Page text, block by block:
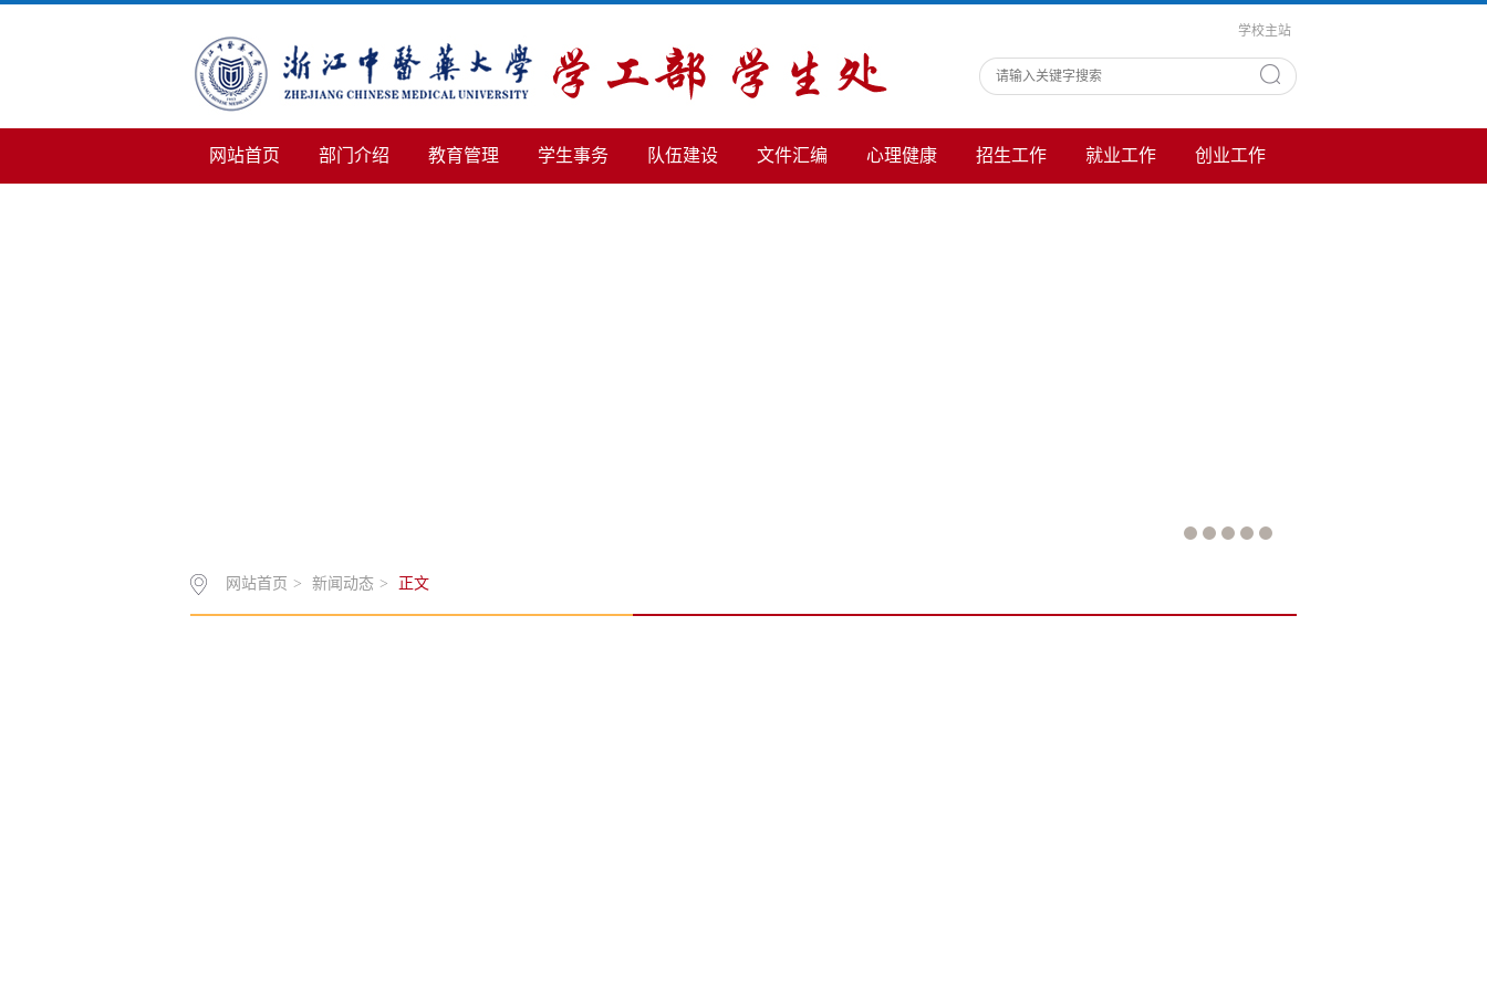
学校主站
网站首页 部门介绍 教育管理 学生事务 队伍建设 文件汇编 心理健康 招生工作 就业工作 创业工作
网站首页 > 新闻动态 > 正文